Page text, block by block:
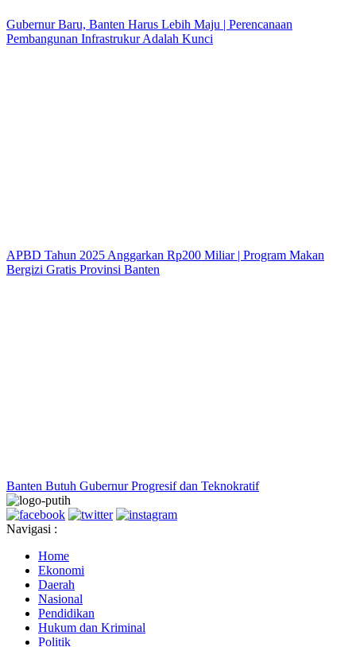
Gubernur Baru, Banten Harus Lebih Maju | Perencanaan
Pembangunan Infrastrukur Adalah Kunci
APBD Tahun 2025 Anggarkan Rp200 Miliar | Program Makan
Bergizi Gratis Provinsi Banten
Banten Butuh Gubernur Progresif dan Teknokratif
Navigasi :
Home
Ekonomi
Daerah
Nasional
Pendidikan
Hukum dan Kriminal
Politik